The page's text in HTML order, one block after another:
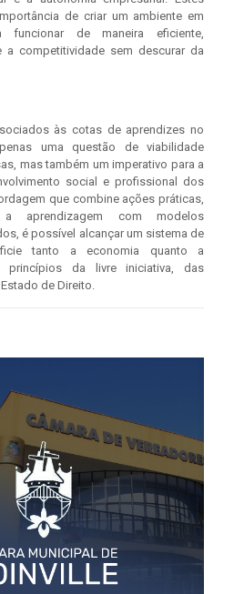
de criar um ambiente em
de maneira eficiente,
a competitividade sem descurar da
às cotas de aprendizes no
uma questão de viabilidade
mas também um imperativo para a
social e profissional dos
que combine ações práticas,
aprendizagem com modelos
é possível alcançar um sistema de
tanto a economia quanto a
princípios da livre iniciativa, das
de Direito.